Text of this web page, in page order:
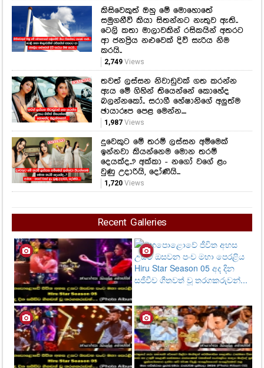
කිසිවෙකුත් ඔහු මේ මොහොතේ
සමුගනීවි කියා සිතන්නට නැතුව ඇති..
ටෙලි කතා මාලාවකින් රසිකයින් අතරට
ආ ජනප්‍රිය නළුවෙක් දිවි සැරිය නිම
කරයි..
2,749Views
තවත් ලස්සන නිවාඩුවක් ගත කරන්න
ඇය මේ ගිහින් තියෙන්නේ කොහේද
බලන්නකෝ.. සරාගී හේෂානිගේ අලුත්ම
ඡායාරූප පෙළ මෙන්න....
1,987Views
දුවෙකුට මේ තරම් ලස්සන අම්මෙක්
ඉන්නවා කියන්නෙම මොන තරම්
දෙයක්ද..? අක්කා - නගෝ වගේ ළං
වුණු උදාරියි, දෝණියි...
1,720Views
Recent Galleries